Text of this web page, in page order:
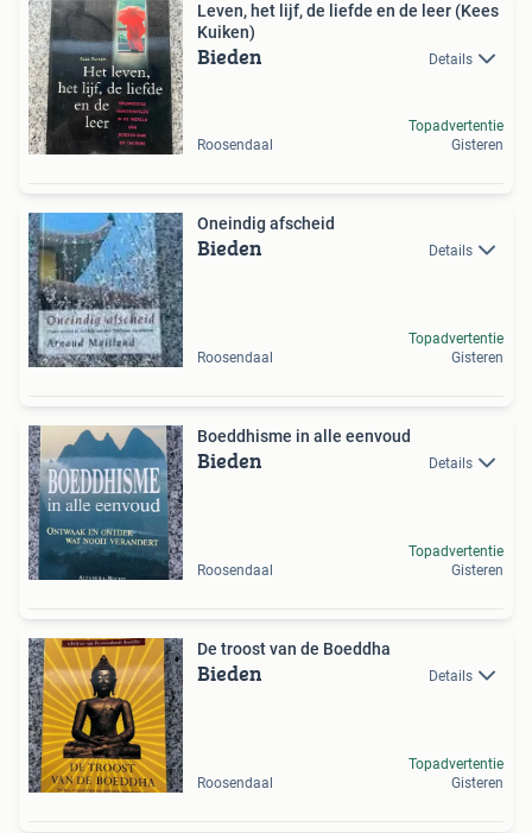
Leven, het lijf, de liefde en de leer (Kees
Kuiken)
Bieden Details
Roosendaal
Topadvertentie
Gisteren
Oneindig afscheid
Bieden Details
Roosendaal
Topadvertentie
Gisteren
Boeddhisme in alle eenvoud
Bieden Details
Roosendaal
Topadvertentie
Gisteren
De troost van de Boeddha
Bieden Details
Roosendaal
Topadvertentie
Gisteren